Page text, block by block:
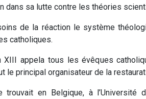
dans sa lutte contre les théories
de la réaction le système
catholiques.
appela tous les évêques
le principal organisateur de la
en Belgique, à